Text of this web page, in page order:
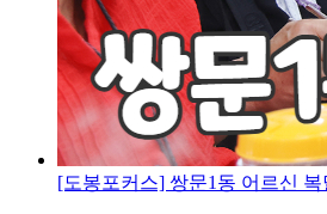
[도봉포커스] 쌍문1동 어르신